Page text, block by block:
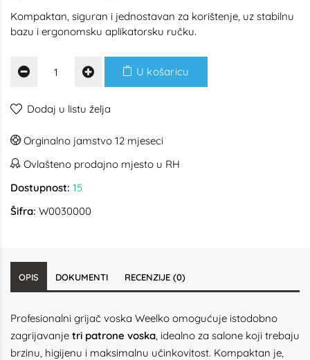
Kompaktan, siguran i jednostavan za korištenje, uz stabilnu
bazu i ergonomsku aplikatorsku ručku.
U košaricu
Dodaj u listu želja
Orginalno jamstvo 12 mjeseci
Ovlašteno prodajno mjesto u RH
Dostupnost: 15
Šifra: W0030000
OPIS DOKUMENTI RECENZIJE (0)
Profesionalni grijač voska Weelko omogućuje istodobno
zagrijavanje tri patrone voska, idealno za salone koji trebaju
brzinu, higijenu i maksimalnu učinkovitost. Kompaktan je,